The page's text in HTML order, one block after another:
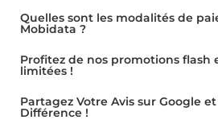
Quelles sont les modalités de
Mobidata ?
Profitez de nos promotions flash
limitées !
Partagez Votre Avis sur Google
Différence !